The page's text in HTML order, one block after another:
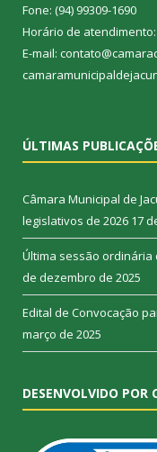
Fone: (94) 99309-1690
Horário de atendimento:
E-mail:
ÚLTIMAS
Câmara Municipal de
legislativos de 2026 17
Última sessão ordinária
de dezembro de 2025
Edital de Convocação
março de 2025
DESENVOLVIDO POR